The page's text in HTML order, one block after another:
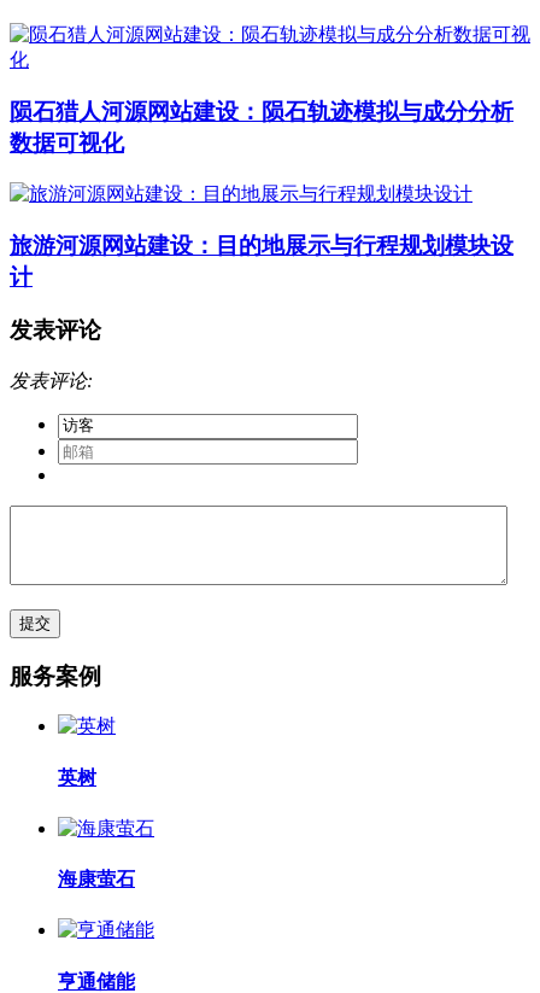
陨石猎人河源网站建设：陨石轨迹模拟与成分分析
数据可视化
旅游河源网站建设：目的地展示与行程规划模块设
计
发表评论
发表评论:
服务案例
英树
海康萤石
亨通储能